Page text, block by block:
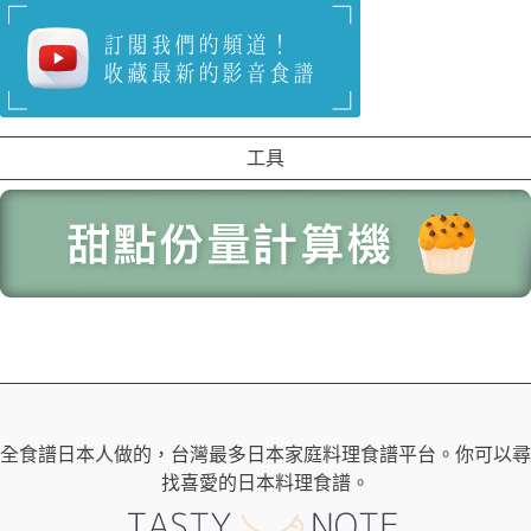
工具
全食譜日本人做的，台灣最多日本家庭料理食譜平台。你可以尋
找喜愛的日本料理食譜。